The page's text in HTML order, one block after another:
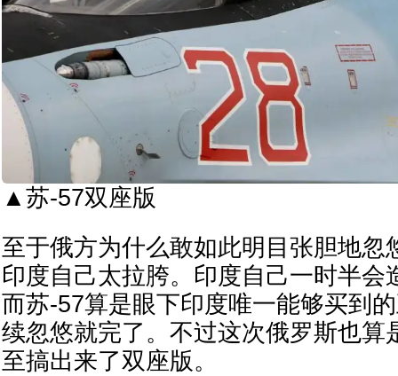
▲苏-57双座版
至于俄方为什么敢如此明目张胆地忽
印度自己太拉胯。印度自己一时半会
而苏-57算是眼下印度唯一能够买到
续忽悠就完了。不过这次俄罗斯也算
至搞出来了双座版。